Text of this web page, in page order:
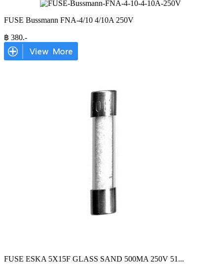
FUSE Bussmann FNA-4/10 4/10A 250V
฿ 380.-
FUSE ESKA 5X15F GLASS SAND 500MA 250V 51 ...